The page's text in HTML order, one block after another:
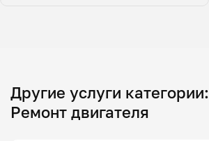
Другие услуги категории:
Ремонт двигателя